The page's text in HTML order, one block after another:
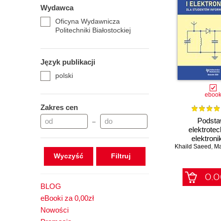
Wydawca
Oficyna Wydawnicza
Politechniki Białostockiej
Język publikacji
polski
Zakres cen
–
Wyczyść
BLOG
eBooki za 0,00zł
Nowości
ebook
studentów
Khaild Saeed ,